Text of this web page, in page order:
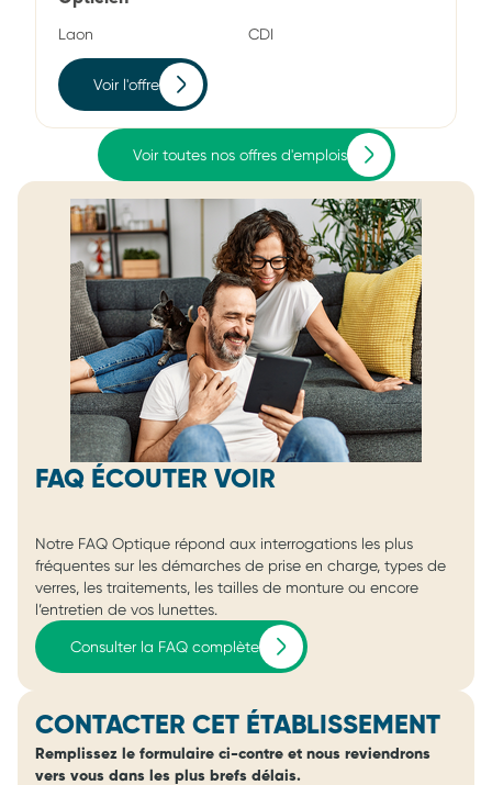
Laon
CDI
Voir l'offre
Voir toutes nos offres d'emplois
FAQ ÉCOUTER VOIR
Notre FAQ Optique répond aux interrogations les plus
fréquentes sur les démarches de prise en charge, types de
verres, les traitements, les tailles de monture ou encore
l’entretien de vos lunettes.
Consulter la FAQ complète
CONTACTER CET ÉTABLISSEMENT
Remplissez le formulaire ci-contre et nous reviendrons
vers vous dans les plus brefs délais.